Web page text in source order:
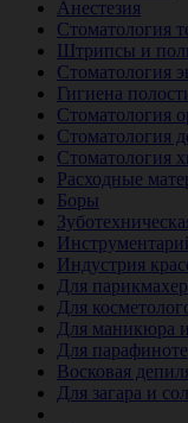
Анестезия
Стоматология
Штрипсы и
Стоматология
Гигиена
Стоматология
Стоматология
Стоматология
Расходные
Боры
Индустрия
Для
Для
Для маникюра
Для
Восковая
Для загара и